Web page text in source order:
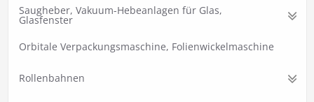
Saugheber, Vakuum-Hebeanlagen für Glas,
Glasfenster
Orbitale Verpackungsmaschine, Folienwickelmaschine
Rollenbahnen